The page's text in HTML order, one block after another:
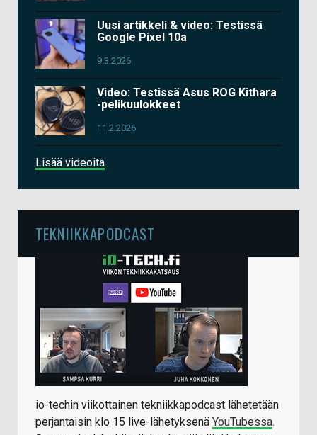
Uusi artikkeli & video: Testissä
Google Pixel 10a
9.3.2026
Video: Testissä Asus ROG Kithara
-pelikuulokkeet
11.2.2026
Lisää videoita
TEKNIIKKAPODCAST
io-techin viikottainen tekniikkapodcast lähetetään
perjantaisin klo 15 live-lähetyksenä YouTubessa.